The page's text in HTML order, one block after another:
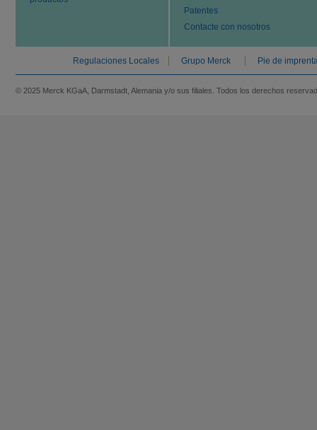
Patentes
Contacte con nosotros
Regulaciones Locales Grupo Merck Pie de
© 2025 Merck KGaA, Darmstadt, Alemania y/o sus filiales. Todos los derechos